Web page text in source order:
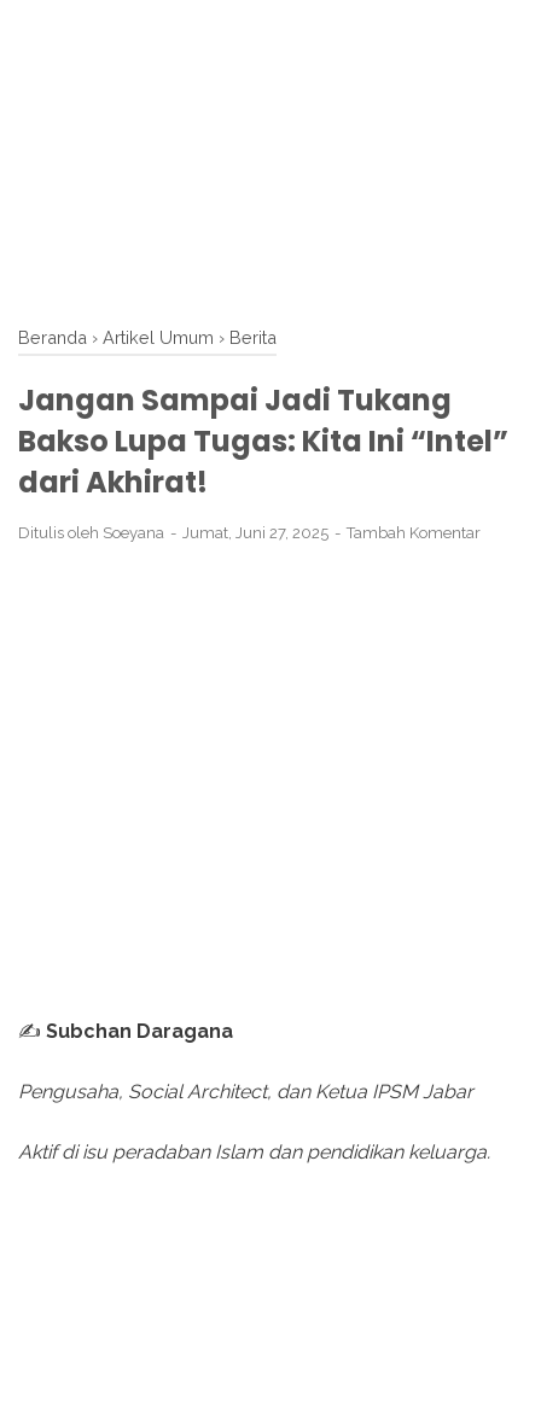
Beranda › Artikel Umum › Berita
Jangan Sampai Jadi Tukang
Bakso Lupa Tugas: Kita Ini “Intel”
dari Akhirat!
Ditulis oleh Soeyana Jumat, Juni 27, 2025 Tambah Komentar
✍️ Subchan Daragana
Pengusaha, Social Architect, dan Ketua IPSM Jabar
Aktif di isu peradaban Islam dan pendidikan keluarga.